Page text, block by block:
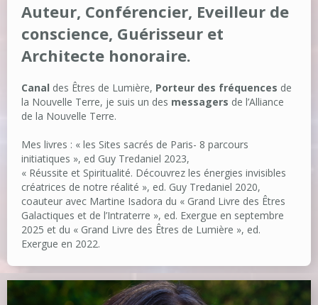
Auteur, Conférencier, Eveilleur de
conscience, Guérisseur et
Architecte honoraire.
Canal des Êtres de Lumière, Porteur des fréquences de
la Nouvelle Terre, je suis un des messagers de l’Alliance
de la Nouvelle Terre.
Mes livres : « les Sites sacrés de Paris- 8 parcours
initiatiques », ed Guy Tredaniel 2023,
« Réussite et Spiritualité. Découvrez les énergies invisibles
créatrices de notre réalité », ed. Guy Tredaniel 2020,
coauteur avec Martine Isadora du « Grand Livre des Êtres
Galactiques et de l’Intraterre », ed. Exergue en septembre
2025 et du « Grand Livre des Êtres de Lumière », ed.
Exergue en 2022.